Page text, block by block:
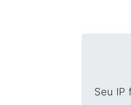
Seu IP